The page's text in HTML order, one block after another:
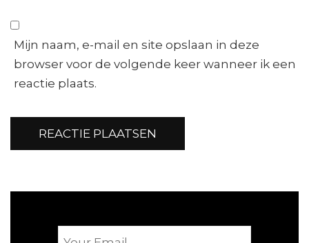
Mijn naam, e-mail en site opslaan in deze
browser voor de volgende keer wanneer ik een
reactie plaats.